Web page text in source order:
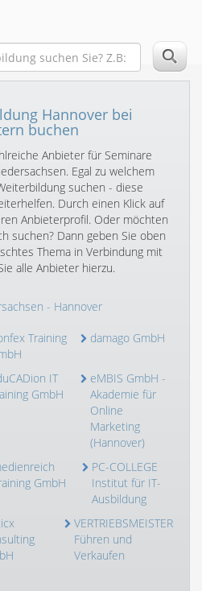
Hannover bei
buchen
Anbieter für Seminare
Egal zu welchem
suchen - diese
Durch einen Klick auf
Anbieterprofil. Oder möchten
suchen? Dann geben Sie oben
Thema in Verbindung mit
alle Anbieter hierzu.
- Hannover
Training
damago GmbH
IT
GmbH
eMBIS GmbH -
Akademie für
Online
Marketing
(Hannover)
GmbH
PC-COLLEGE
Institut für IT-
Ausbildung
VERTRIEBSMEISTER
Führen und
Verkaufen